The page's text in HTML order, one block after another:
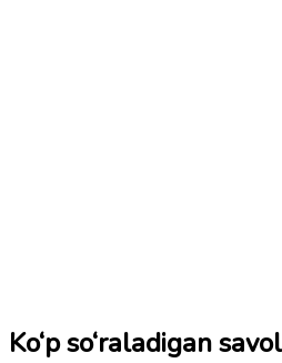
Ko‘p so‘raladigan